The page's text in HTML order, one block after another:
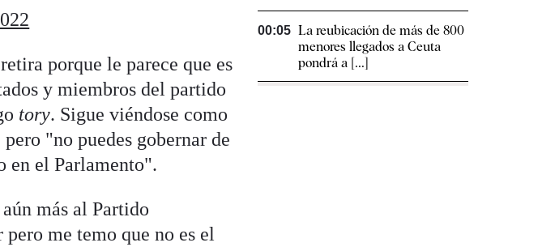
porque le parece que es
y miembros del partido
tory. Sigue viéndose como
"no puedes gobernar de
en el Parlamento".
más al Partido
me temo que no es el
00:05 La reubicación de más de 800
menores llegados a Ceuta
pondrá a [...]